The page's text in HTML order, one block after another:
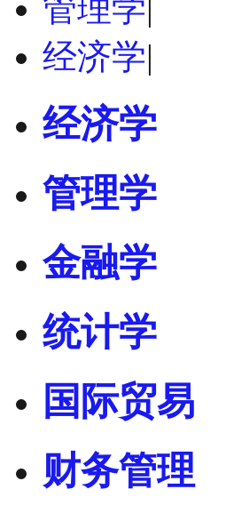
管理学|
经济学|
经济学
管理学
金融学
统计学
国际贸易
财务管理